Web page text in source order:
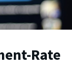
Rate